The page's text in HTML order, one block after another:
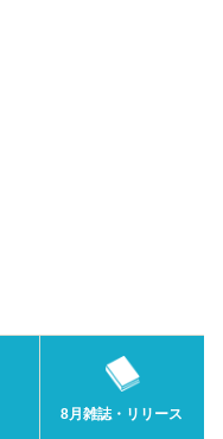
8月雑誌・リリース